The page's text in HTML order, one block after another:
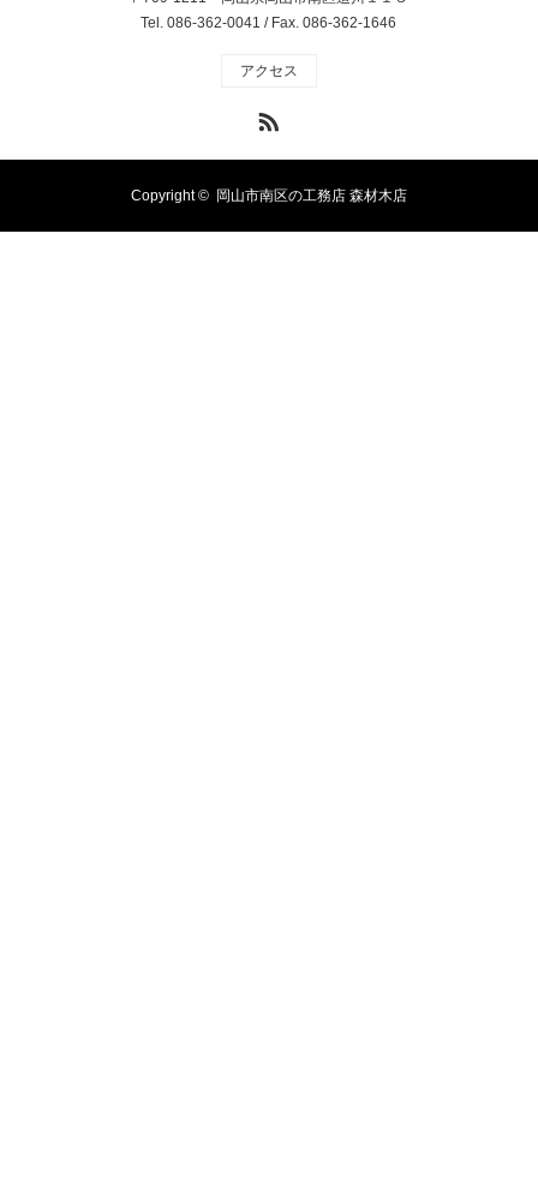
Tel. 086-362-0041 / Fax. 086-362-1646
アクセス
Copyright © 岡山市南区の工務店 森材木店